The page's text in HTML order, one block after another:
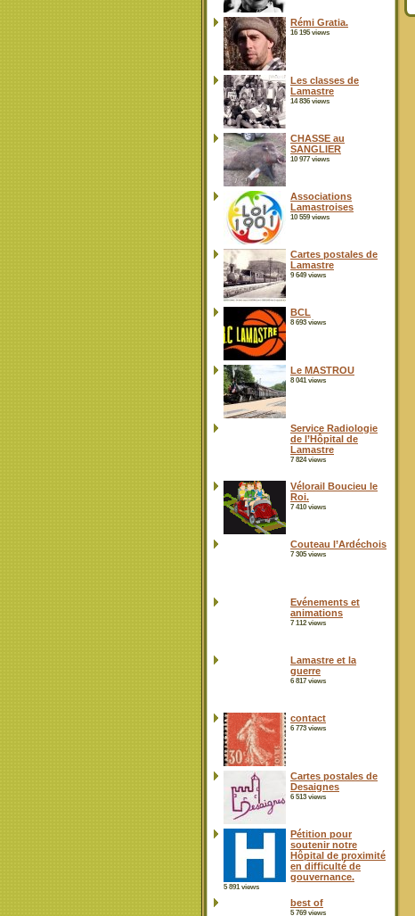
Rémi Gratia.
16 195 views
Les classes de
Lamastre
14 836 views
CHASSE au
SANGLIER
10 977 views
Associations
Lamastroises
10 559 views
Cartes postales de
Lamastre
9 649 views
BCL
8 693 views
Le MASTROU
8 041 views
Service Radiologie
de l’Hôpital de
Lamastre
7 824 views
Vélorail Boucieu le
Roi.
7 410 views
Couteau l’Ardéchois
7 305 views
Evénements et
animations
7 112 views
Lamastre et la
guerre
6 817 views
contact
6 773 views
Cartes postales de
Desaignes
6 513 views
Pétition pour
soutenir notre
Hôpital de proximité
en difficulté de
gouvernance.
5 891 views
best of
5 769 views